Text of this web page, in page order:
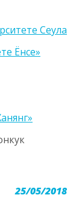
Сеула
Ёнсе»
25/05/2018